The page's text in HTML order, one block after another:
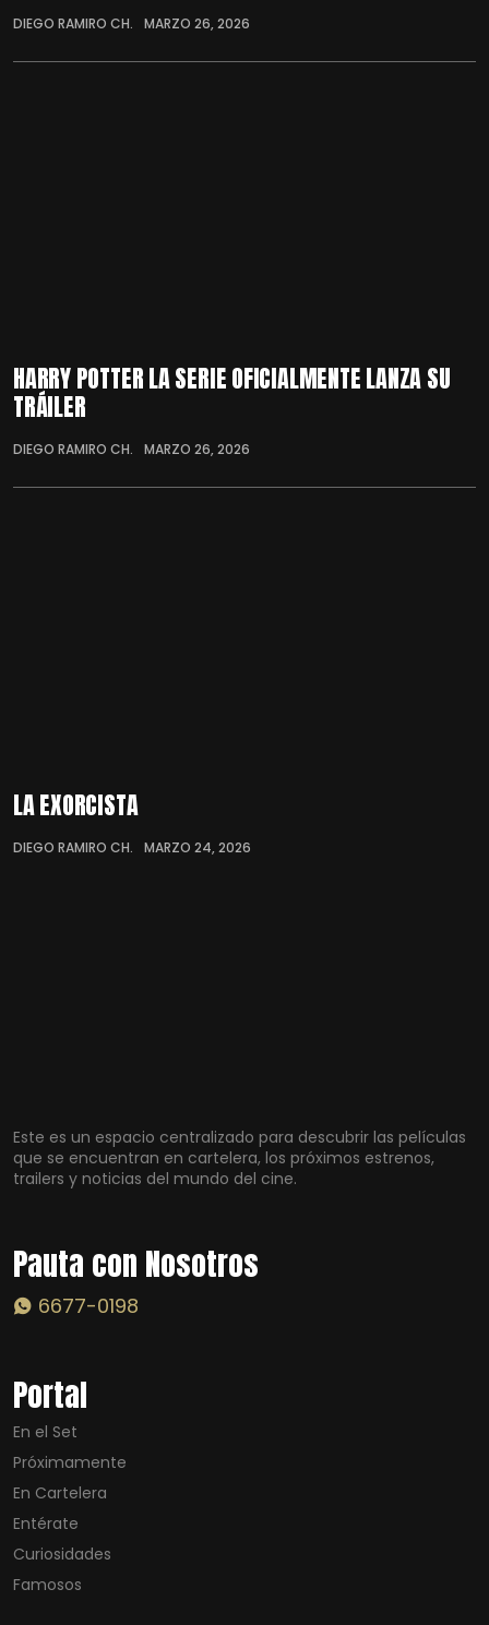
DIEGO RAMIRO CH. MARZO 26, 2026
HARRY POTTER LA SERIE OFICIALMENTE LANZA SU
TRÁILER
DIEGO RAMIRO CH. MARZO 26, 2026
LA EXORCISTA
DIEGO RAMIRO CH. MARZO 24, 2026
Este es un espacio centralizado para descubrir las películas
que se encuentran en cartelera, los próximos estrenos,
trailers y noticias del mundo del cine.
Pauta con Nosotros
6677-0198
Portal
En el Set
Próximamente
En Cartelera
Entérate
Curiosidades
Famosos